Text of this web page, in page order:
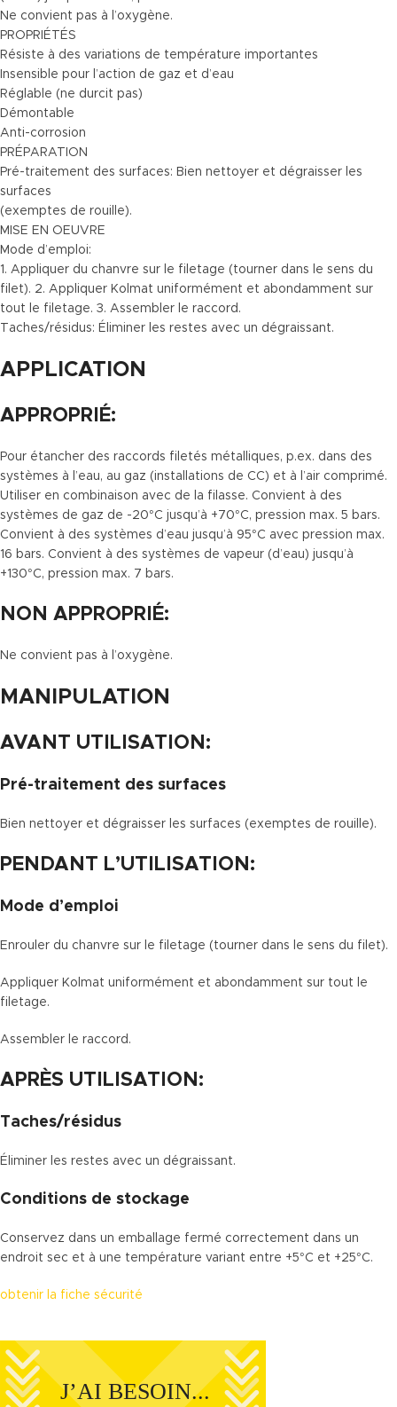
Ne convient pas à l’oxygène.
PROPRIÉTÉS
Résiste à des variations de température importantes
Insensible pour l’action de gaz et d’eau
Réglable (ne durcit pas)
Démontable
Anti-corrosion
PRÉPARATION
Pré-traitement des surfaces: Bien nettoyer et dégraisser les
surfaces
(exemptes de rouille).
MISE EN OEUVRE
Mode d’emploi:
1. Appliquer du chanvre sur le filetage (tourner dans le sens du
filet). 2. Appliquer Kolmat uniformément et abondamment sur
tout le filetage. 3. Assembler le raccord.
Taches/résidus: Éliminer les restes avec un dégraissant.
APPLICATION
APPROPRIÉ:
Pour étancher des raccords filetés métalliques, p.ex. dans des
systèmes à l’eau, au gaz (installations de CC) et à l’air comprimé.
Utiliser en combinaison avec de la filasse. Convient à des
systèmes de gaz de -20°C jusqu’à +70°C, pression max. 5 bars.
Convient à des systèmes d’eau jusqu’à 95°C avec pression max.
16 bars. Convient à des systèmes de vapeur (d’eau) jusqu’à
+130°C, pression max. 7 bars.
NON APPROPRIÉ:
Ne convient pas à l’oxygène.
MANIPULATION
AVANT UTILISATION:
Pré-traitement des surfaces
Bien nettoyer et dégraisser les surfaces (exemptes de rouille).
PENDANT L’UTILISATION:
Mode d’emploi
Enrouler du chanvre sur le filetage (tourner dans le sens du filet).
Appliquer Kolmat uniformément et abondamment sur tout le
filetage.
Assembler le raccord.
APRÈS UTILISATION:
Taches/résidus
Éliminer les restes avec un dégraissant.
Conditions de stockage
Conservez dans un emballage fermé correctement dans un
endroit sec et à une température variant entre +5°C et +25°C.
obtenir la fiche sécurité